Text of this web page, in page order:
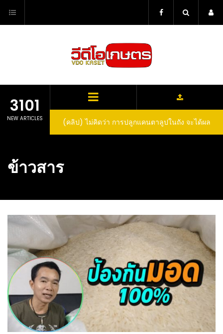
content
3101
NEW ARTICLES
(คลิป) ไม่คิดว่า การปลูกแคนตาลูปในถัง จะได้ผล
ลูกโตและหวานขนาดนี้ I didn’t expect that
ข้าวสาร